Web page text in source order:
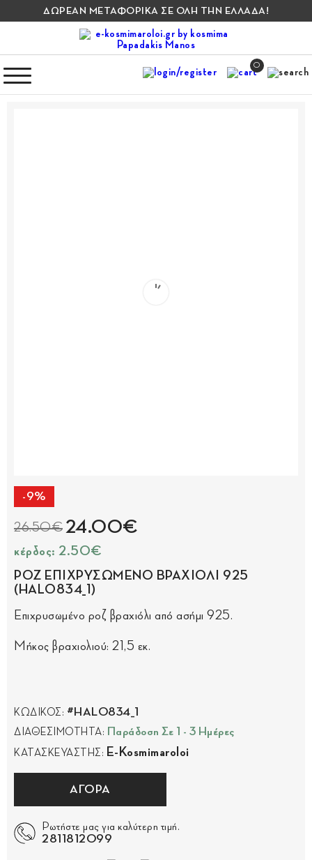
ΔΩΡΕΑΝ ΜΕΤΑΦΟΡΙΚΑ ΣΕ ΟΛΗ ΤΗΝ ΕΛΛΑΔΑ!
0
-9%
26.50€ 24.00€
κέρδος: 2.50€
ΡΟΖ ΕΠΙΧΡΥΣΩΜΕΝΟ ΒΡΑΧΙΟΛΙ 925
(HAL0834_1)
Επιχρυσωμένο ροζ βραχιόλι από ασήμι 925.
Μήκος βραχιολιού: 21,5 εκ.
ΚΩΔΙΚΟΣ: #HAL0834_1
ΔΙΑΘΕΣΙΜΟΤΗΤΑ: Παράδοση Σε 1 - 3 Ημέρες
ΚΑΤΑΣΚΕΥΑΣΤΗΣ: E-Kosmimaroloi
ΑΓΟΡΑ
Ρωτήστε μας για καλύτερη τιμή.
2811812099